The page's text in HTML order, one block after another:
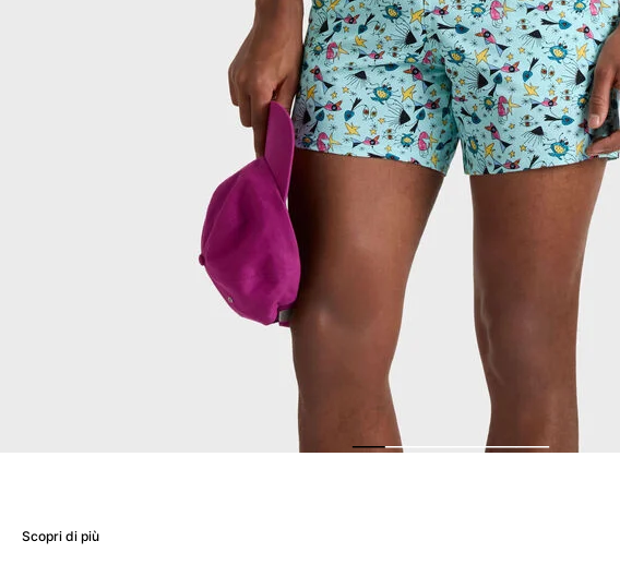
Vedi tutti i Abbigliamento
Taglie forti
Vedi tutti i Taglie forti
Donna
Vedi tutti i Donna
Costumi da bagno
Bikinis
Intero
Tops
Rashguards
Vedi tutti i Costumi da bagno
Abbigliamento
Scopri di più